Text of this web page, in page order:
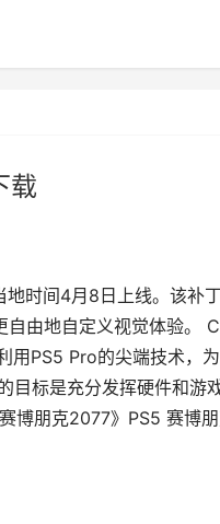
载
时间4月8日上线。该补
由地自定义视觉体验。
PS5 Pro的尖端技术，
目标是充分发挥硬件和游
博朋克2077》PS5 赛博